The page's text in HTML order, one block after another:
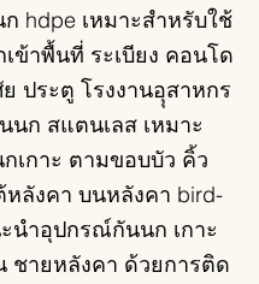
hdpe เหมาะสำหรับใช้
ข้าพื้นที่ ระเบียง คอนโด
ประตู โรงงานอุุสาหกร
นก สแตนเลส เหมาะ
เกาะ ตามขอบบัว คิ้ว
หลังคา บนหลังคา bird-
นำอุปกรณ์กันนก เกาะ
ชายหลังคา ด้วยการติด